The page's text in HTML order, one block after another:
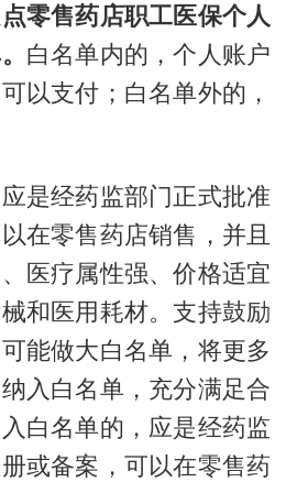
零售药店职工医保个人
。 白名单内的，个人账户
以支付；白名单外的，
是经药监部门正式批准
在零售药店销售，并且
医疗属性强、价格适宜
和医用耗材。支持鼓励
能做大白名单，将更多
入白名单，充分满足合
白名单的，应是经药监
或备案，可以在零售药